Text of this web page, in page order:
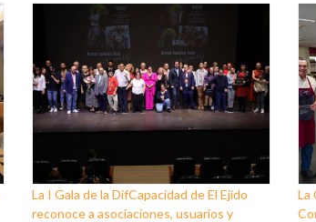
La I Gala de la DifCapacidad de El Ejido
reconoce a asociaciones, usuarios y
La